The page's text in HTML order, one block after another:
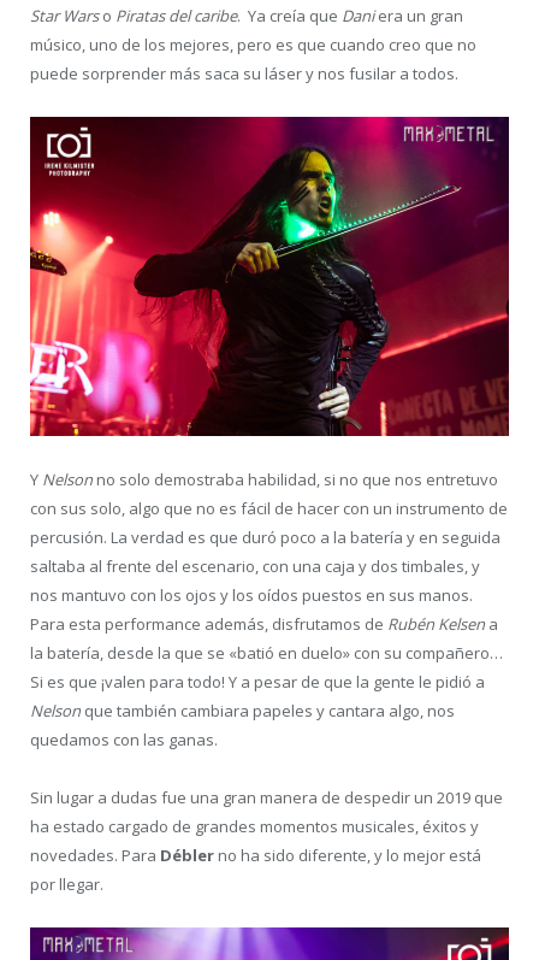
Star Warso Piratas del caribe. Ya creía que Daniera un gran
músico, uno de los mejores, pero es que cuando creo que no
puede sorprender más saca su láser y nos fusilar a todos.
Y Nelson no solo demostraba habilidad, si no que nos entretuvo
con sus solo, algo que no es fácil de hacer con un instrumento de
percusión. La verdad es que duró poco a la batería y en seguida
saltaba al frente del escenario, con una caja y dos timbales, y
nos mantuvo con los ojos y los oídos puestos en sus manos.
Para esta performance además, disfrutamos de Rubén Kelsen a
la batería, desde la que se «batió en duelo» con su compañero…
Si es que ¡valen para todo! Y a pesar de que la gente le pidió a
Nelson que también cambiara papeles y cantara algo, nos
quedamos con las ganas.
Sin lugar a dudas fue una gran manera de despedir un 2019 que
ha estado cargado de grandes momentos musicales, éxitos y
novedades. Para Débler no ha sido diferente, y lo mejor está
por llegar.